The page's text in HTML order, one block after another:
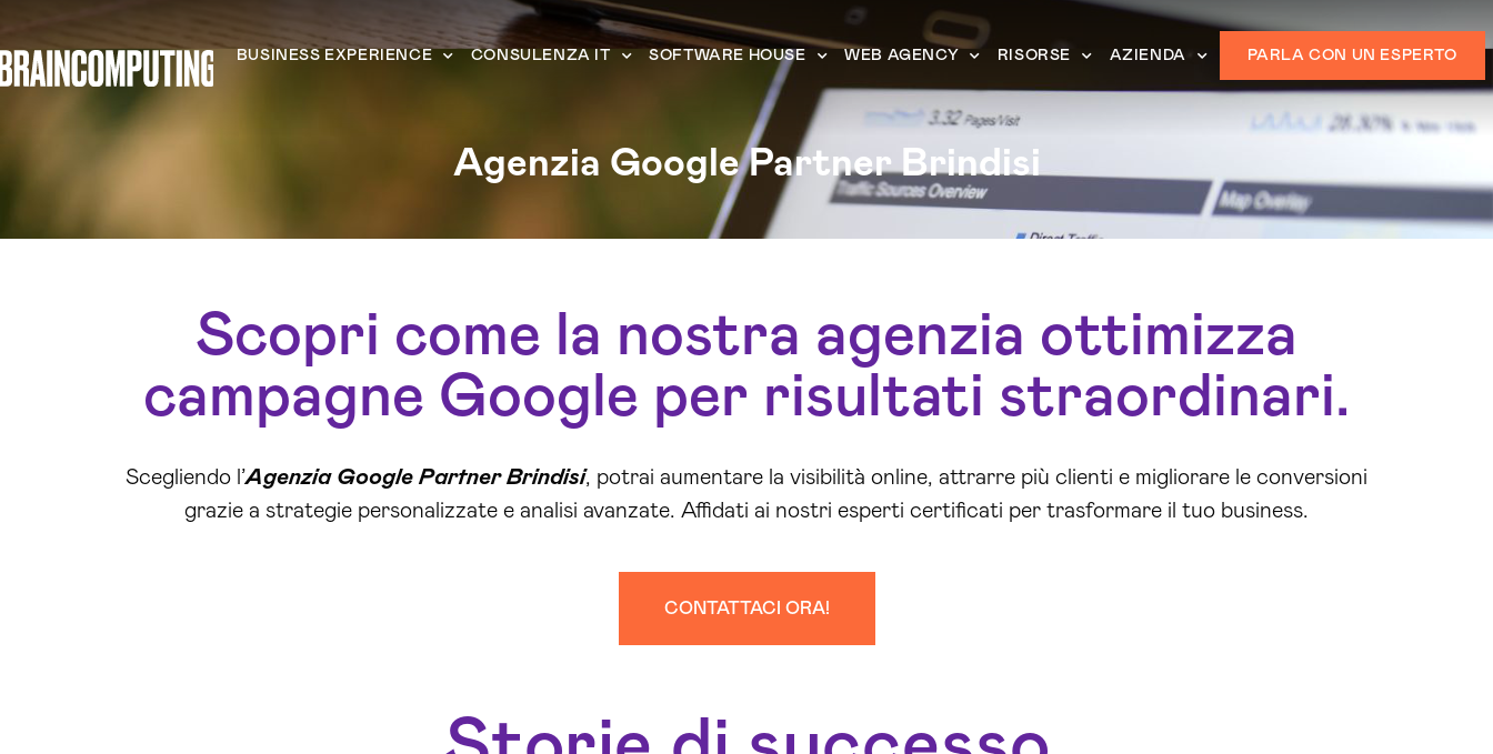
BUSINESS EXPERIENCE CONSULENZA IT SOFTWARE HOUSE WEB AGENCY RISORSE AZIENDA PARLA CON UN ESPERTO
Agenzia Google Partner Brindisi
Scopri come la nostra agenzia ottimizza
campagne Google per risultati straordinari.
Scegliendo l’Agenzia Google Partner Brindisi, potrai aumentare la visibilità online, attrarre più clienti e migliorare le conversioni
grazie a strategie personalizzate e analisi avanzate. Affidati ai nostri esperti certificati per trasformare il tuo business.
CONTATTACI ORA!